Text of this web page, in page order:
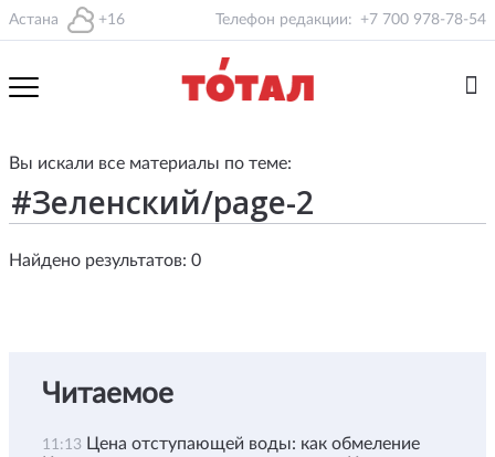
Астана +16 Телефон редакции: +7 700 978-78-54
Вы искали все материалы по теме:
Найдено результатов: 0
Читаемое
11:13 Цена отступающей воды: как обмеление